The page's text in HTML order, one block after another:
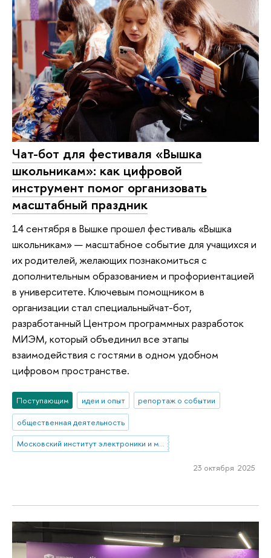
Чат-бот для фестиваля «Вышка
школьникам»: как цифровой
инструмент помог организовать
масштабный праздник
14 сентября в Вышке прошел фестиваль «Вышка
школьникам» — масштабное событие для учащихся и
их родителей, желающих познакомиться с
дополнительным образованием и профориентацией
в университете. Ключевым помощником в
организации стал специальныйчат-бот,
разработанный Центром программных разработок
МИЭМ, который объединил все этапы
взаимодействия с гостями в одном удобном
цифровом пространстве.
Поступающим идеи и опыт
репортаж о событии
общественная деятельность
Московский институт электроники и математики им. А.Н. Тихонова
23 октября 2025